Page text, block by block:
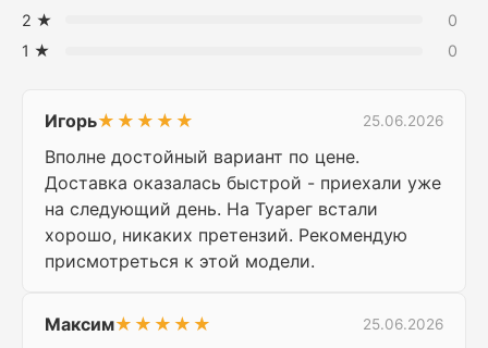
2 ★
0
1 ★
0
Игорь★★★★★ 25.06.2026
Вполне достойный вариант по цене.
Доставка оказалась быстрой - приехали уже
на следующий день. На Туарег встали
хорошо, никаких претензий. Рекомендую
присмотреться к этой модели.
Максим★★★★★ 25.06.2026